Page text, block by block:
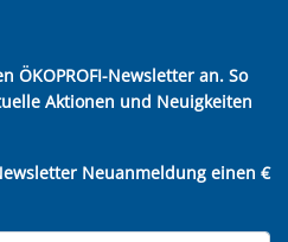
ÖKOPROFI-Newsletter an. So
Aktionen und Neuigkeiten
Neuanmeldung einen €